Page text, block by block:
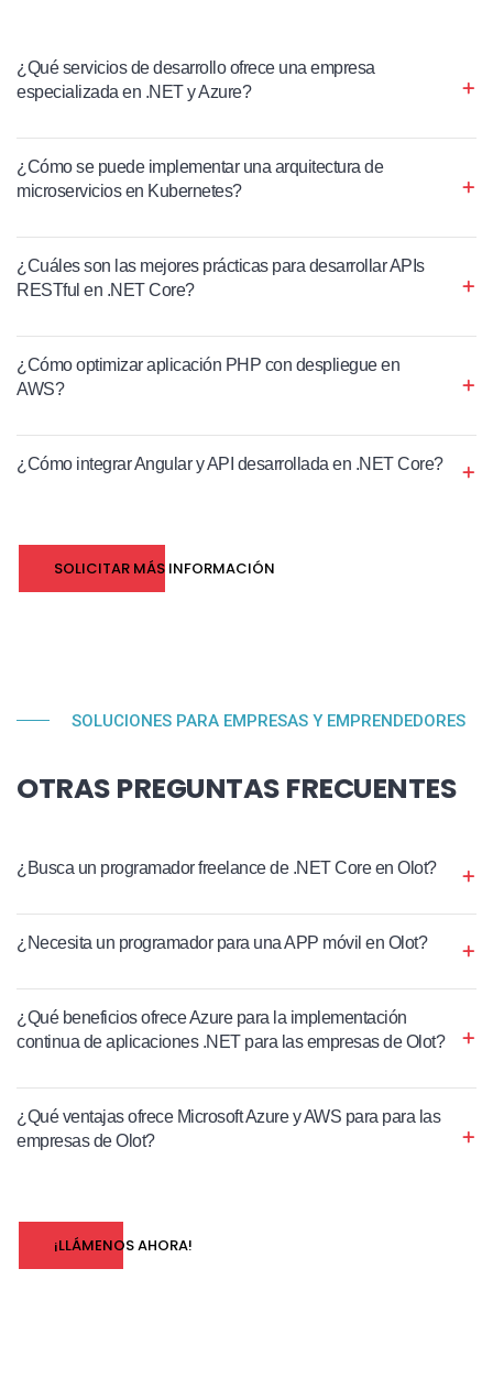
¿Qué servicios de desarrollo ofrece una empresa
especializada en .NET y Azure?
¿Cómo se puede implementar una arquitectura de
microservicios en Kubernetes?
¿Cuáles son las mejores prácticas para desarrollar APIs
RESTful en .NET Core?
¿Cómo optimizar aplicación PHP con despliegue en
AWS?
¿Cómo integrar Angular y API desarrollada en .NET Core?
SOLICITAR MÁS INFORMACIÓN
SOLUCIONES PARA EMPRESAS Y EMPRENDEDORES
OTRAS PREGUNTAS FRECUENTES
¿Busca un programador freelance de .NET Core en Olot?
¿Necesita un programador para una APP móvil en Olot?
¿Qué beneficios ofrece Azure para la implementación
continua de aplicaciones .NET para las empresas de Olot?
¿Qué ventajas ofrece Microsoft Azure y AWS para para las
empresas de Olot?
¡LLÁMENOS AHORA!